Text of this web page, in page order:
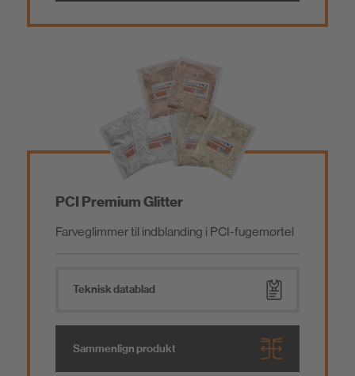
PCI Premium Glitter
Farveglimmer til indblanding i PCI-fugemørtel
Teknisk datablad
Sammenlign produkt